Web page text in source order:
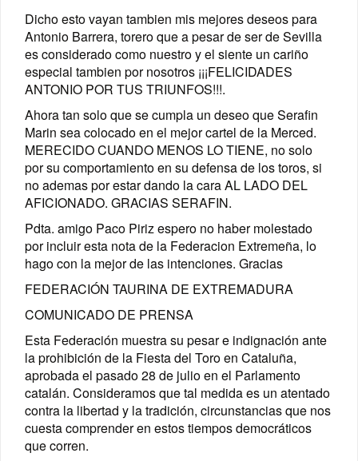
Dicho esto vayan tambien mis mejores deseos para
Antonio Barrera, torero que a pesar de ser de Sevilla
es considerado como nuestro y el siente un cariño
especial tambien por nosotros ¡¡¡FELICIDADES
ANTONIO POR TUS TRIUNFOS!!!.
Ahora tan solo que se cumpla un deseo que Serafin
Marin sea colocado en el mejor cartel de la Merced.
MERECIDO CUANDO MENOS LO TIENE, no solo
por su comportamiento en su defensa de los toros, si
no ademas por estar dando la cara AL LADO DEL
AFICIONADO. GRACIAS SERAFIN.
Pdta. amigo Paco Piriz espero no haber molestado
por incluir esta nota de la Federacion Extremeña, lo
hago con la mejor de las intenciones. Gracias
FEDERACIÓN TAURINA DE EXTREMADURA
COMUNICADO DE PRENSA
Esta Federación muestra su pesar e indignación ante
la prohibición de la Fiesta del Toro en Cataluña,
aprobada el pasado 28 de julio en el Parlamento
catalán. Consideramos que tal medida es un atentado
contra la libertad y la tradición, circunstancias que nos
cuesta comprender en estos tiempos democráticos
que corren.